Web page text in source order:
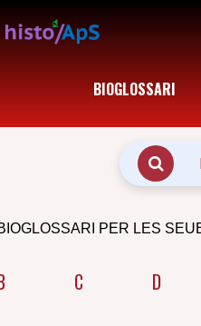
BIOGLOSSARI
PER LES
C D